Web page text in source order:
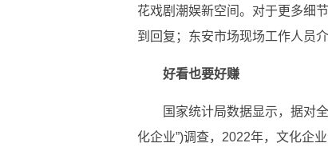
花戏剧潮娱新空间。对于更多细
到回复；东安市场现场工作人员
好看也要好赚
国家统计局数据显示，据对
化企业”)调查，2022年，文化企